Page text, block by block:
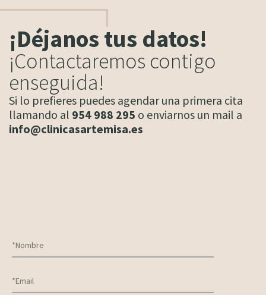
¡Déjanos tus datos!
¡Contactaremos contigo
enseguida!
Si lo prefieres puedes agendar una primera cita
llamando al 954 988 295 o enviarnos un mail a
info@clinicasartemisa.es